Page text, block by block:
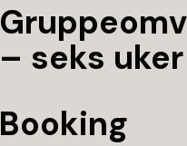
– seks
Booking